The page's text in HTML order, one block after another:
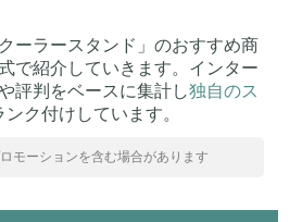
ーラースタンド」のおすすめ商
で紹介していきます。インター
評判をベースに集計し独自のス
ンク付けしています。
モーションを含む場合があります